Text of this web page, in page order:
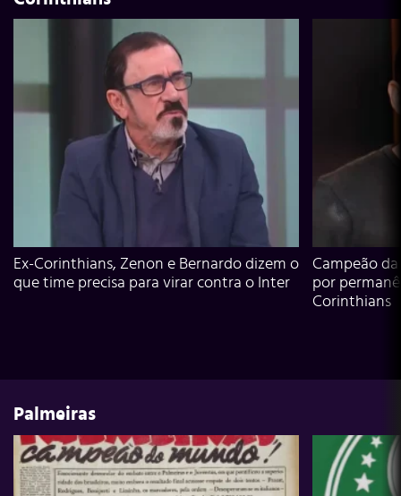
Ex-Corinthians, Zenon e Bernardo dizem o
que time precisa para virar contra o Inter
Campeão
por
Corinthians
Palmeiras